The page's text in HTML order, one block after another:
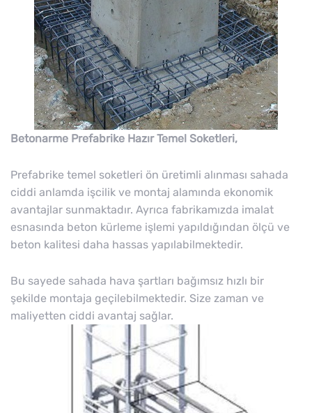
Betonarme Prefabrike Hazır Temel Soketleri,
Prefabrike temel soketleri ön üretimli alınması sahada
ciddi anlamda işcilik ve montaj alamında ekonomik
avantajlar sunmaktadır. Ayrıca fabrikamızda imalat
esnasında beton kürleme işlemi yapıldığından ölçü ve
beton kalitesi daha hassas yapılabilmektedir.
Bu sayede sahada hava şartları bağımsız hızlı bir
şekilde montaja geçilebilmektedir. Size zaman ve
maliyetten ciddi avantaj sağlar.